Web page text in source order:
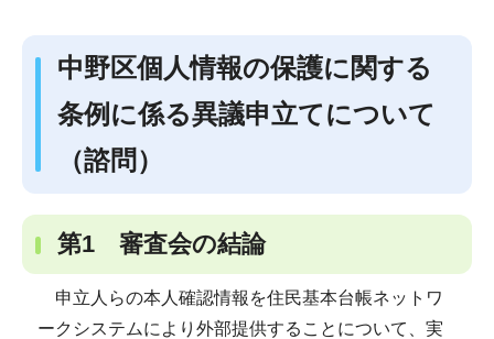
中野区個人情報の保護に関する
条例に係る異議申立てについて
（諮問）
第1 審査会の結論
申立人らの本人確認情報を住民基本台帳ネットワ
ークシステムにより外部提供することについて、実